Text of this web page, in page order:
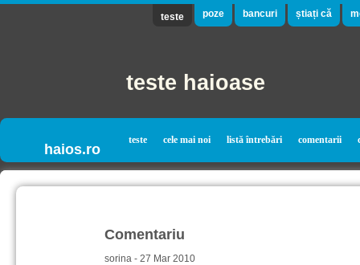
teste poze bancuri știați că
teste haioase
haios.ro
teste cele mai noi listă întrebări comentarii
Comentariu
sorina - 27 Mar 2010